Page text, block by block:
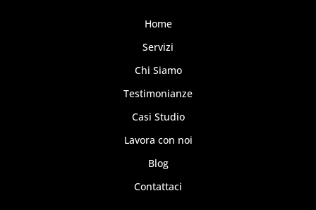
Home
Servizi
Chi Siamo
Testimonianze
Casi Studio
Lavora con noi
Blog
Contattaci